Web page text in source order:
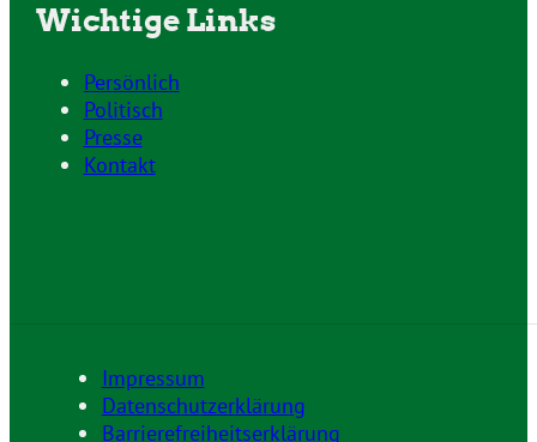
Wichtige Links
Persönlich
Politisch
Presse
Kontakt
Impressum
Datenschutzerklärung
Barrierefreiheitserklärung